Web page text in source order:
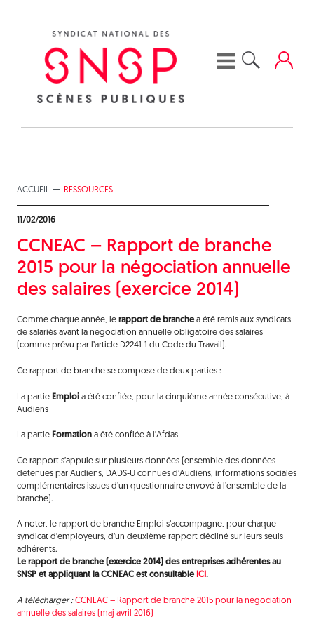
ACCUEIL RESSOURCES
11/02/2016
CCNEAC – Rapport de branche
2015 pour la négociation annuelle
des salaires (exercice 2014)
Comme chaque année, le rapport de branchea été remis aux syndicats
de salariés avant la négociation annuelle obligatoire des salaires
(comme prévu par l’article D2241-1 du Code du Travail).
Ce rapport de branche se compose de deux parties :
La partie Emploia été confiée, pour la cinquième année consécutive, à
Audiens
La partie Formationa été confiée à l’Afdas
Ce rapport s’appuie sur plusieurs données (ensemble des données
détenues par Audiens, DADS-U connues d’Audiens, informations sociales
complémentaires issues d’un questionnaire envoyé à l’ensemble de la
branche).
A noter, le rapport de branche Emploi s’accompagne, pour chaque
syndicat d’employeurs, d’un deuxième rapport décliné sur leurs seuls
adhérents.
Le rapport de branche (exercice 2014) des entreprises adhérentes au
SNSP et appliquant la CCNEAC est consultable ICI .
A télécharger :CCNEAC – Rapport de branche 2015 pour la négociation
annuelle des salaires (maj avril 2016)